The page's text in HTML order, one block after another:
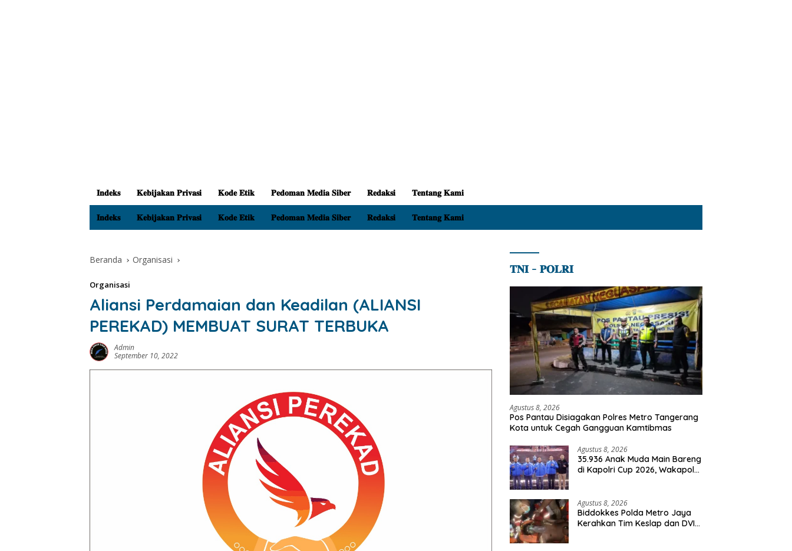
𝐈𝐧𝐝𝐞𝐤𝐬 𝐊𝐞𝐛𝐢𝐣𝐚𝐤𝐚𝐧 𝐏𝐫𝐢𝐯𝐚𝐬𝐢 𝐊𝐨𝐝𝐞 𝐄𝐭𝐢𝐤 𝐏𝐞𝐝𝐨𝐦𝐚𝐧 𝐌𝐞𝐝𝐢𝐚 𝐒𝐢𝐛𝐞𝐫 𝐑𝐞𝐝𝐚𝐤𝐬𝐢 𝐓𝐞𝐧𝐭𝐚𝐧𝐠 𝐊𝐚𝐦𝐢
𝐈𝐧𝐝𝐞𝐤𝐬 𝐊𝐞𝐛𝐢𝐣𝐚𝐤𝐚𝐧 𝐏𝐫𝐢𝐯𝐚𝐬𝐢 𝐊𝐨𝐝𝐞 𝐄𝐭𝐢𝐤 𝐏𝐞𝐝𝐨𝐦𝐚𝐧 𝐌𝐞𝐝𝐢𝐚 𝐒𝐢𝐛𝐞𝐫 𝐑𝐞𝐝𝐚𝐤𝐬𝐢 𝐓𝐞𝐧𝐭𝐚𝐧𝐠 𝐊𝐚𝐦𝐢
Beranda Organisasi
Organisasi
Aliansi Perdamaian dan Keadilan (ALIANSI
PEREKAD) MEMBUAT SURAT TERBUKA
Admin
September 10, 2022
𝐓𝐍𝐈 – 𝐏𝐎𝐋𝐑𝐈
Agustus 8, 2026
Pos Pantau Disiagakan Polres Metro Tangerang
Kota untuk Cegah Gangguan Kamtibmas
Agustus 8, 2026
35.936 Anak Muda Main Bareng
di Kapolri Cup 2026, Wakapolri:
Agustus 8, 2026
Biddokkes Polda Metro Jaya
Kerahkan Tim Keslap dan DVI